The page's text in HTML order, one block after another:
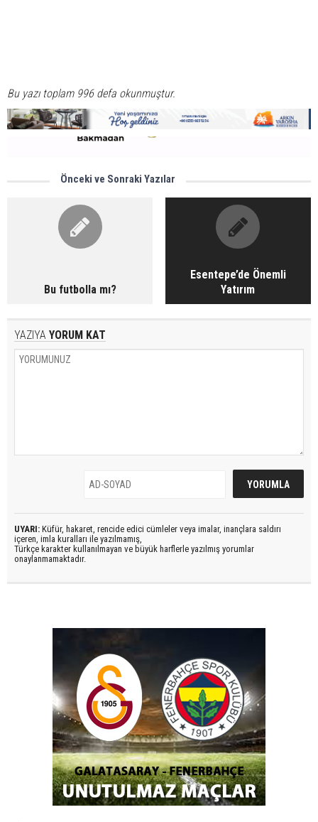
Bu yazı toplam 996 defa okunmuştur.
Önceki ve Sonraki Yazılar
Bu futbolla mı?
Esentepe’de Önemli
Yatırım
YAZIYA YORUM KAT
UYARI: Küfür, hakaret, rencide edici cümleler veya imalar, inançlara saldırı
içeren, imla kuralları ile yazılmamış,
Türkçe karakter kullanılmayan ve büyük harflerle yazılmış yorumlar
onaylanmamaktadır.